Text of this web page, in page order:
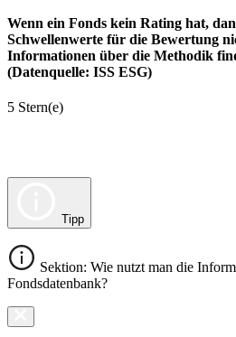
Wenn ein Fonds kein Rating hat,
Schwellenwerte für die Bewertung
Informationen über die Methodik
(Datenquelle: ISS ESG)
5 Stern(e)
Tipp
Sektion: Wie nutzt man die
Fondsdatenbank?